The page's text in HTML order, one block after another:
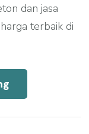
dan jasa
terbaik di